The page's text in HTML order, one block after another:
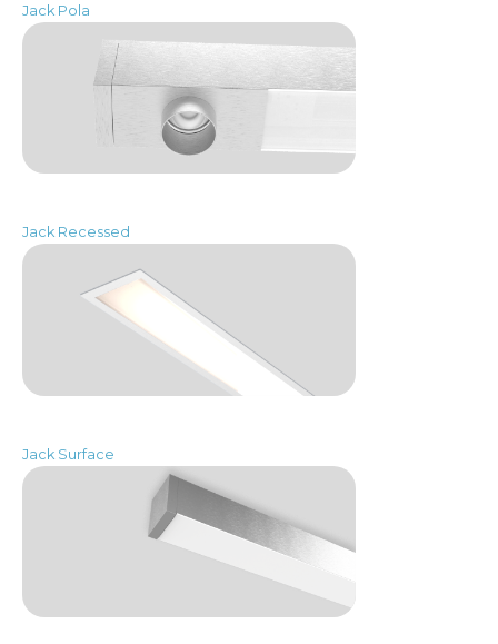
Jack Pola
Jack Recessed
Jack Surface